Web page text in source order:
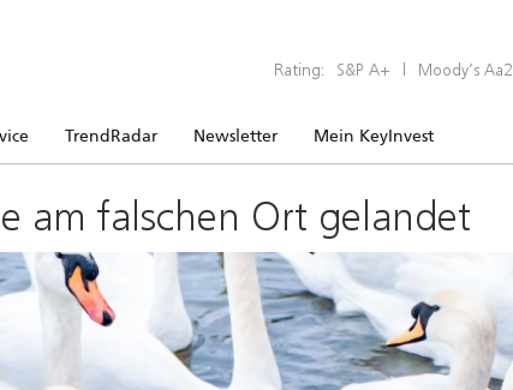
Rating: S&P A+ | Moody’s Aa2
TrendRadar Newsletter Mein KeyInvest
am falschen Ort gelandet